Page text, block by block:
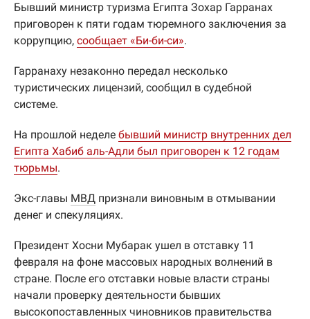
Бывший министр туризма Египта Зохар Гарранах
приговорен к пяти годам тюремного заключения за
коррупцию, сообщает «Би-би-си».
Гарранаху незаконно передал несколько
туристических лицензий, сообщил в судебной
системе.
На прошлой неделе бывший министр внутренних дел
Египта Хабиб аль-Адли был приговорен к 12 годам
тюрьмы.
Экс-главы МВД признали виновным в отмывании
денег и спекуляциях.
Президент Хосни Мубарак ушел в отставку 11
февраля на фоне массовых народных волнений в
стране. После его отставки новые власти страны
начали проверку деятельности бывших
высокопоставленных чиновников правительства